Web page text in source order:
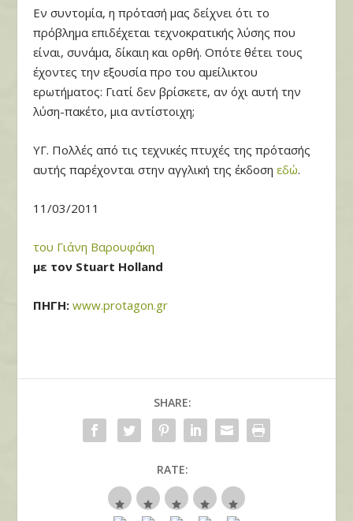
Εν συντομία, η πρότασή μας δείχνει ότι το
πρόβλημα επιδέχεται τεχνοκρατικής λύσης που
είναι, συνάμα, δίκαιη και ορθή. Οπότε θέτει τους
έχοντες την εξουσία προ του αμείλικτου
ερωτήματος: Γιατί δεν βρίσκετε, αν όχι αυτή την
λύση-πακέτο, μια αντίστοιχη;
ΥΓ. Πολλές από τις τεχνικές πτυχές της πρότασής
αυτής παρέχονται στην αγγλική της έκδοσηεδώ.
11/03/2011
του Γιάνη Βαρουφάκη
με τον Stuart Holland
ΠΗΓΗ:www.protagon.gr
SHARE:
RATE: